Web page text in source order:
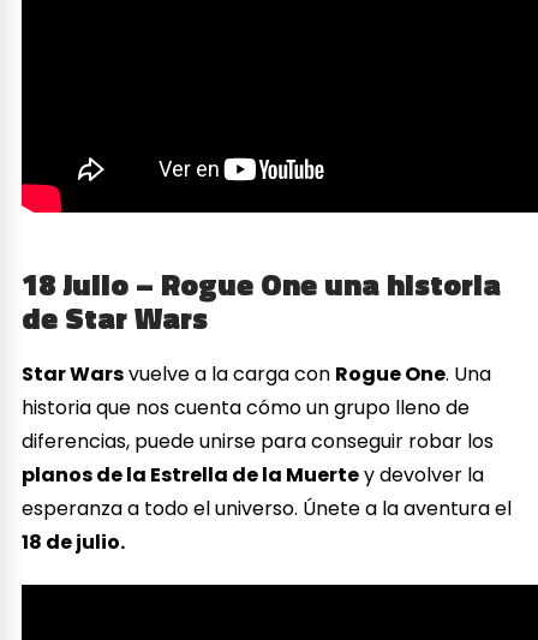
18 Julio – Rogue One una historia
de Star Wars
Star Warsvuelve a la carga con Rogue One. Una
historia que nos cuenta cómo un grupo lleno de
diferencias, puede unirse para conseguir robar los
planos de la Estrella de la Muertey devolver la
esperanza a todo el universo. Únete a la aventura el
18 de julio.